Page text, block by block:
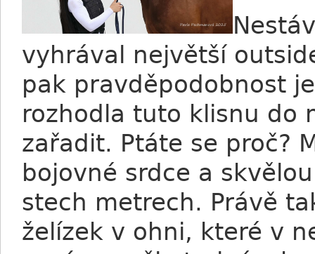
vyhrával největší
pak pravděpodobnost
rozhodla tuto klisnu do
zařadit. Ptáte se proč?
bojovné srdce a
stech metrech. Právě
želízek v ohni, které v